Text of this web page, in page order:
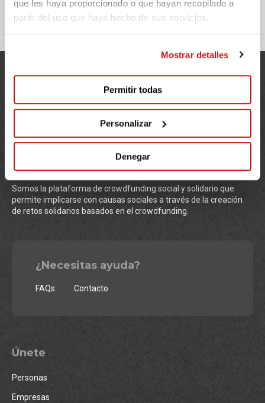
que les haya proporcionado o que hayan recopilado a
partir del uso que haya hecho de sus servicios.
Mostrar detalles
Permitir todas
Personalizar
Denegar
Somos la plataforma de crowdfunding social y solidario que
permite implicarse con causas sociales a través de la creación
de retos solidarios basados en el crowdfunding.
¿Necesitas ayuda?
FAQs Contacto
Únete
Personas
Empresas